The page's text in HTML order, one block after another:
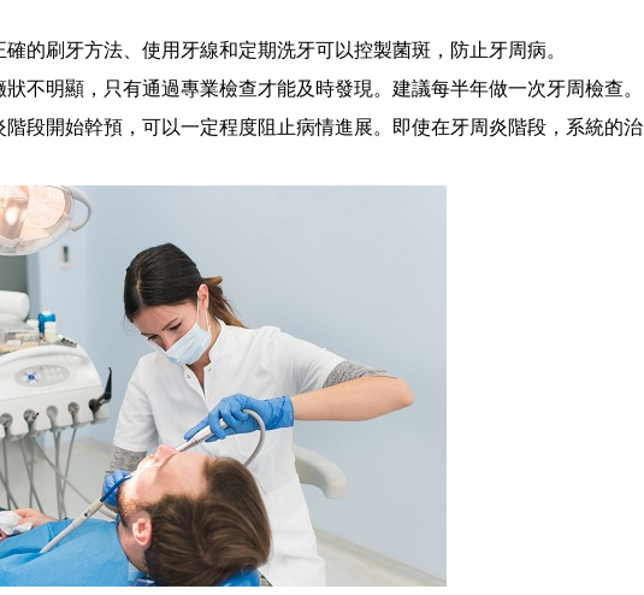
刷牙方法、使用牙線和定期洗牙可以控製菌斑，防止牙周病。
明顯，只有通過專業檢查才能及時發現。建議每半年做一次牙周檢查。
開始幹預，可以一定程度阻止病情進展。即使在牙周炎階段，系統的治
頜、
預約